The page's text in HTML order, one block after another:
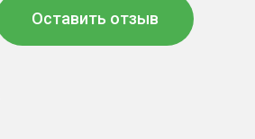
Оставить отзыв